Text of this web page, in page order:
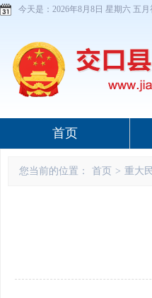
今天是： 2026年8月8日 星期六 五月
首页
您当前的位置： 首页 > 重大